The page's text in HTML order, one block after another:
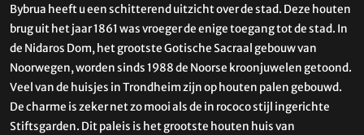
Bybrua heeft u een schitterend uitzicht over de stad. Deze houten
brug uit het jaar 1861 was vroeger de enige toegang tot de stad. In
de Nidaros Dom, het grootste Gotische Sacraal gebouw van
Noorwegen, worden sinds 1988 de Noorse kroonjuwelen getoond.
Veel van de huisjes in Trondheim zijn op houten palen gebouwd.
De charme is zeker net zo mooi als de in rococo stijl ingerichte
Stiftsgarden. Dit paleis is het grootste houten huis van